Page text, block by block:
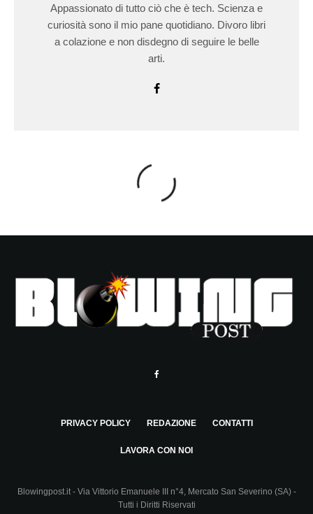
Appassionato di tutto ciò che è tech. Scienza e
curiosità sono il mio pane quotidiano. Divoro libri
a colazione e non disdegno di seguire le belle
arti.
PRIVACY POLICY REDAZIONE CONTATTI
LAVORA CON NOI
Blowingpost.it - Via Vittorio Emanuele III n°4, Mercato San Severino (SA) -
Tutti i Diritti Riservati